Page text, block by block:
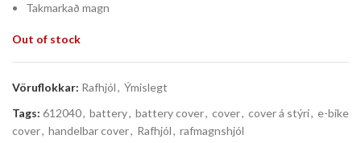
Takmarkað magn
Out of stock
Vöruflokkar: Rafhjól, Ýmislegt
Tags: 612040, battery, battery cover, cover, cover á stýri, e-bike
cover, handelbar cover, Rafhjól, rafmagnshjól